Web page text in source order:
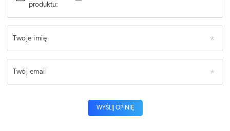
produktu:
Twoje imię
Twój email
WYŚLIJ OPINIĘ